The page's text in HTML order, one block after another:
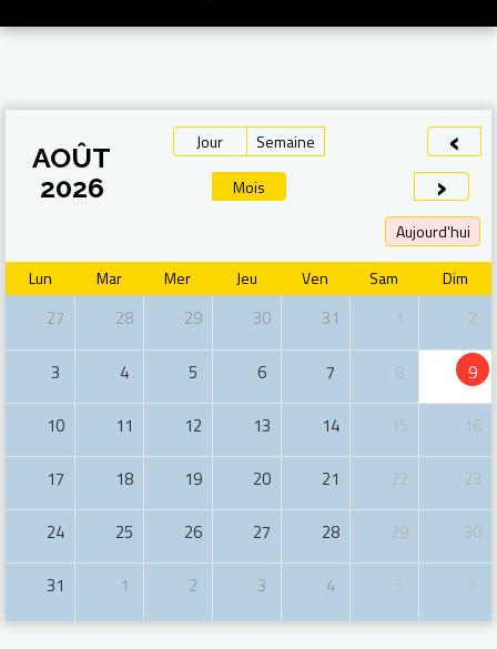
AOÛT
2026
Jour
Semaine
Mois
‹
›
Aujourd'hui
Lun
Mar Mer Jeu Ven Sam Dim
27 28 29 30 31 1 2
3 4 5 6 7 8 9
10 11 12 13 14 15 16
17 18 19 20 21 22 23
24 25 26 27 28 29 30
31 1 2 3 4